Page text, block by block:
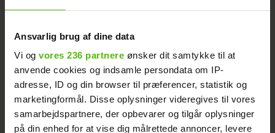
Ansvarlig brug af dine data
Vi og vores 236 partnere ønsker dit samtykke til at
anvende cookies og indsamle persondata om IP-
adresse, ID og din browser til præferencer, statistik og
marketingformål. Disse oplysninger videregives til vores
samarbejdspartnere, der opbevarer og tilgår oplysninger
på din enhed for at vise dig målrettede annoncer, levere
Eleonora, men det var ikke helt uden et par
diskussioner.
- Vi havde svært ved at blive enige, da jeg
gerne ville have et specielt og unikt navn,
og Christine ville gerne have et mere